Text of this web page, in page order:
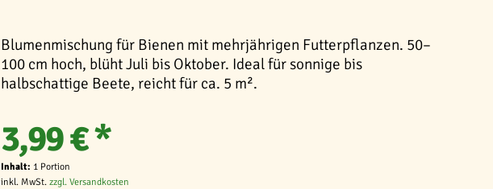
Blumenmischung für Bienen mit mehrjährigen Futterpflanzen. 50–
100 cm hoch, blüht Juli bis Oktober. Ideal für sonnige bis
halbschattige Beete, reicht für ca. 5 m².
3,99 € *
Inhalt: 1 Portion
inkl. MwSt. zzgl. Versandkosten